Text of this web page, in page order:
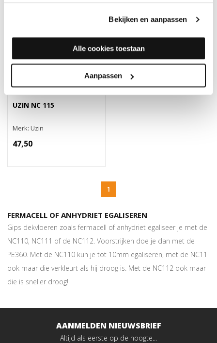
Bekijken en aanpassen
Alle cookies toestaan
Aanpassen
UZIN NC 115
Merk: Uzin
47,50
1
FERMACELL OF ANHYDRIET EGALISEREN
Gips dekvloeren zoals fermacell of anhydriet egaliseer je met de
NC110, NC111 of de NC112. Voorstrijken doe je dan met de
PE360. Met de NC110 kun je tot 10mm egaliseren, met de NC11
ook maar die verkleurt als hij droog is. Met de NC112 ook maar
die is sneller droog!
AANMELDEN NIEUWSBRIEF
Altijd als eerste op de hoogte...